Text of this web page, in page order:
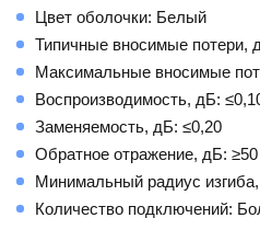
Цвет оболочки: Белый
Типичные вносимые потери,
Максимальные вносимые
Воспроизводимость, дБ:
Заменяемость, дБ: ≤0,20
Обратное отражение, дБ: ≥50
Минимальный радиус
Количество подключений: